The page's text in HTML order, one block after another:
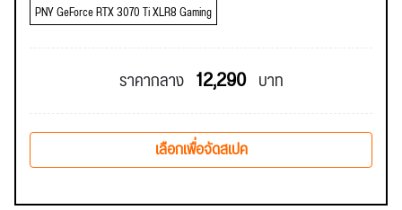
PNY GeForce RTX 3070 Ti XLR8 Gaming
ราคากลาง 12,290 บาท
เลือกเพื่อจัดสเปค